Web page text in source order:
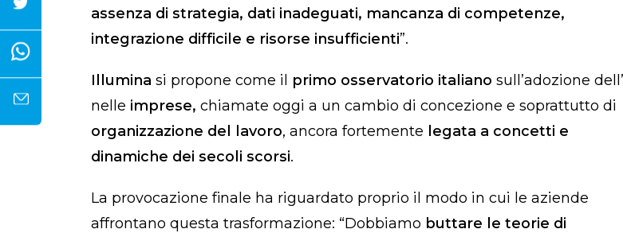
assenza di strategia, dati inadeguati, mancanza di competenze,
integrazione difficile e risorse insufficienti”.
Illumina si propone come il primo osservatorio italiano sull’adozione
nelle imprese, chiamate oggi a un cambio di concezione e soprattutto di
organizzazione del lavoro, ancora fortemente legata a concetti e
dinamiche dei secoli scorsi.
La provocazione finale ha riguardato proprio il modo in cui le aziende
affrontano questa trasformazione: “Dobbiamo buttare le teorie di